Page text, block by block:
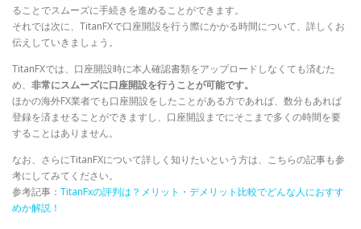
ることでスムーズに手続きを進めることができます。
それでは次に、TitanFXで口座開設を行う際にかかる時間について、詳しくお
伝えしていきましょう。
TitanFXでは、口座開設時に本人確認書類をアップロードしなくても済むた
め、 非常にスムーズに口座開設を行うことが可能です。
ほかの海外FX業者でも口座開設をしたことがある方であれば、数分もあれば
登録を済ませることができますし、口座開設までにそこまで多くの時間を要
することはありません。
なお、さらにTitanFXについて詳しく知りたいという方は、こちらの記事も参
考にしてみてください。
参考記事： TitanFxの評判は？メリット・デメリット比較でどんな人におすす
めか解説！